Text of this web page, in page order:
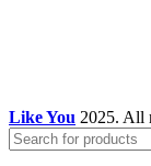
Like You 2025. All